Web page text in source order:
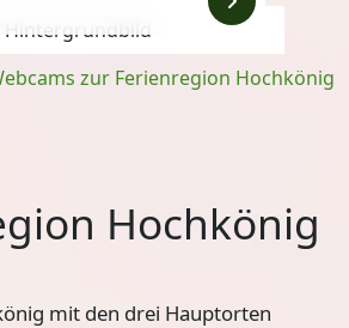
zur Ferienregion Hochkönig
Hochkönig
mit den drei Hauptorten